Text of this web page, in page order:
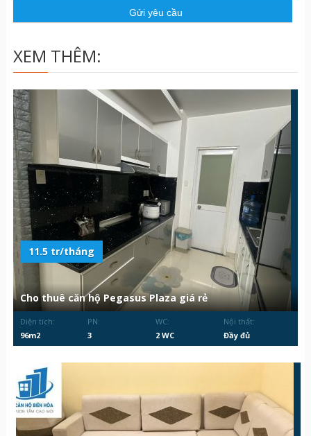
XEM THÊM:
11.5 tr/tháng
Cho thuê căn hộ Pegasus Plaza giá rẻ
Diện tích:
96m2
PN:
3
WC:
2 WC
Nội thất:
Đầy đủ